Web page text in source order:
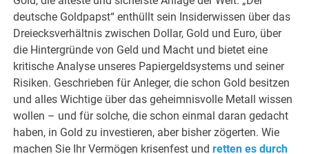
deutsche Goldpapst“ enthüllt sein Insiderwissen über das
Dreiecksverhältnis zwischen Dollar, Gold und Euro, über
die Hintergründe von Geld und Macht und bietet eine
kritische Analyse unseres Papiergeldsystems und seiner
Risiken. Geschrieben für Anleger, die schon Gold besitzen
und alles Wichtige über das geheimnisvolle Metall wissen
wollen – und für solche, die schon einmal daran gedacht
haben, in Gold zu investieren, aber bisher zögerten. Wie
machen Sie Ihr Vermögen krisenfest undretten es durch